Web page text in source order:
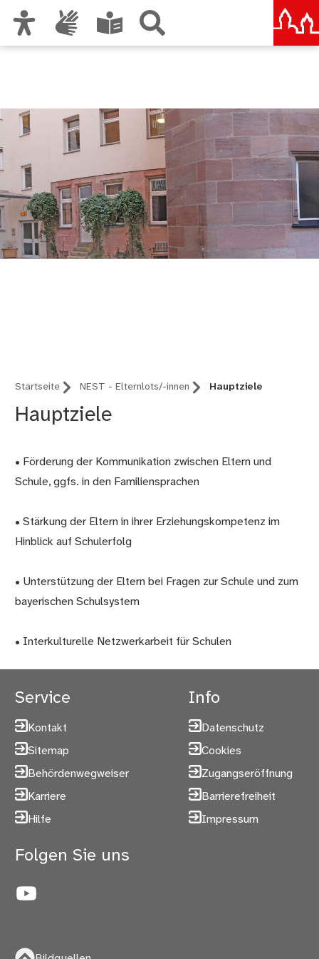
Startseite NEST - Elternlots/-innen Hauptziele
Hauptziele
• Förderung der Kommunikation zwischen Eltern und
Schule, ggfs. in den Familiensprachen
• Stärkung der Eltern in ihrer Erziehungskompetenz im
Hinblick auf Schulerfolg
• Unterstützung der Eltern bei Fragen zur Schule und zum
bayerischen Schulsystem
• Interkulturelle Netzwerkarbeit für Schulen
Service
Kontakt
Sitemap
Behördenwegweiser
Karriere
Hilfe
Info
Datenschutz
Cookies
Zugangseröffnung
Barrierefreiheit
Impressum
Folgen Sie uns
YouTube